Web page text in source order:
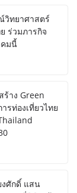
วิทยาศาสตร์
ร่วมภารกิจ
คมนี้
ร้าง Green
รท่องเที่ยวไทย
งศักดิ์ แสน